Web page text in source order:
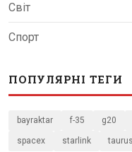
Світ
Спорт
ПОПУЛЯРНІ ТЕГИ
bayraktar f-35 g20
spacex starlink taurus